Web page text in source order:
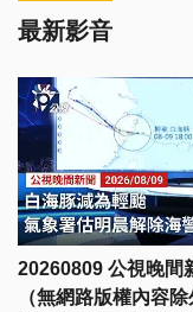
最新影音
20260809 公視晚間
（無網路版權內容